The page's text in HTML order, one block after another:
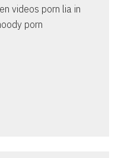
videos porn lia in
porn